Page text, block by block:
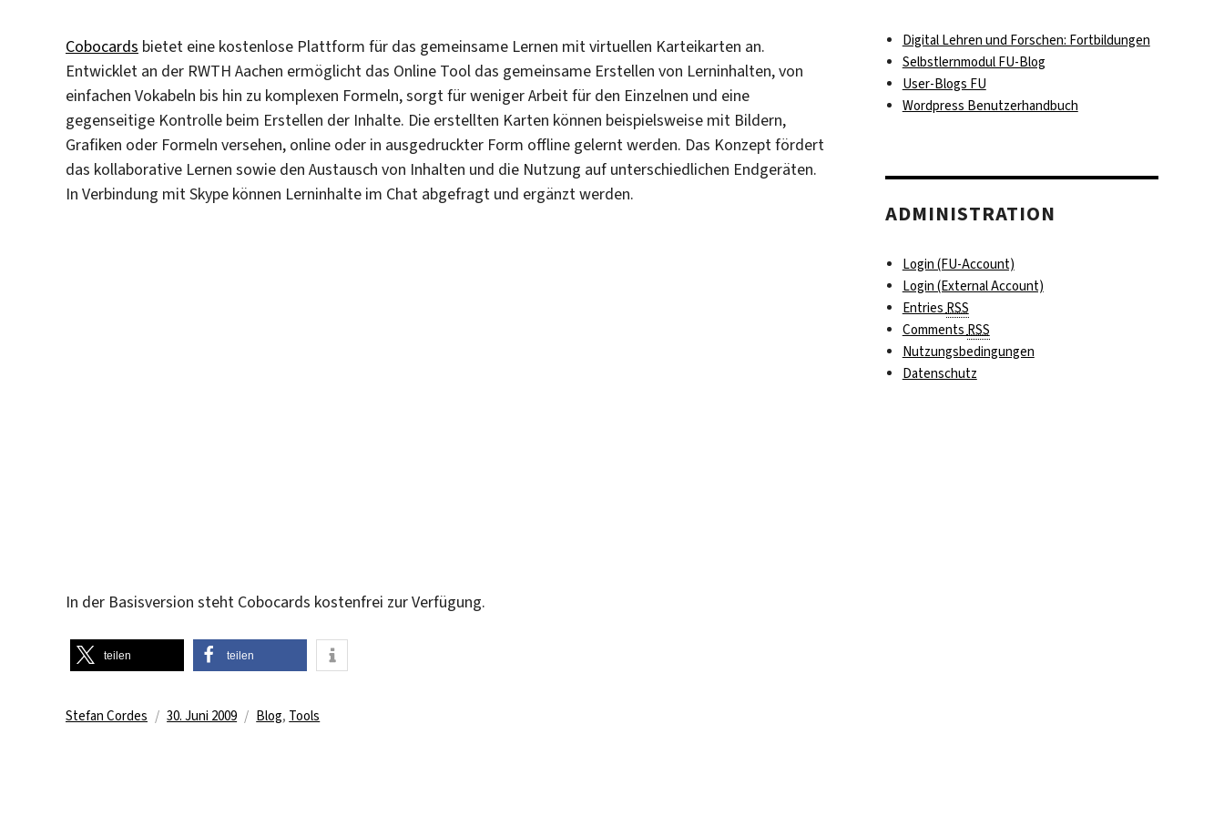
Cobocards bietet eine kostenlose Plattform für das gemeinsame Lernen mit virtuellen Karteikarten an.
Entwicklet an der RWTH Aachen ermöglicht das Online Tool das gemeinsame Erstellen von Lerninhalten, von
einfachen Vokabeln bis hin zu komplexen Formeln, sorgt für weniger Arbeit für den Einzelnen und eine
gegenseitige Kontrolle beim Erstellen der Inhalte. Die erstellten Karten können beispielsweise mit Bildern,
Grafiken oder Formeln versehen, online oder in ausgedruckter Form offline gelernt werden. Das Konzept fördert
das kollaborative Lernen sowie den Austausch von Inhalten und die Nutzung auf unterschiedlichen Endgeräten.
In Verbindung mit Skype können Lerninhalte im Chat abgefragt und ergänzt werden.
In der Basisversion steht Cobocards kostenfrei zur Verfügung.
teilen teilen
Autor
Stefan Cordes
Veröffentlicht
30. Juni 2009 Kategorien
Blog, Tools
Digital Lehren und Forschen: Fortbildungen
Selbstlernmodul FU-Blog
User-Blogs FU
Wordpress Benutzerhandbuch
ADMINISTRATION
Login (FU-Account)
Login (External Account)
Entries RSS
Comments RSS
Nutzungsbedingungen
Datenschutz